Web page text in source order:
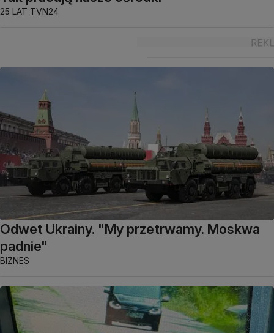
25 LAT TVN24
Odwet Ukrainy. "My przetrwamy. Moskwa
padnie"
BIZNES